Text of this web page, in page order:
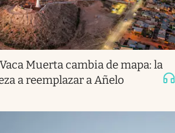
Vaca Muerta cambia de mapa: la
a reemplazar a Añelo